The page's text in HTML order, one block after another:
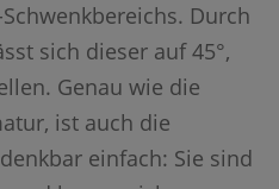
Durch
sich dieser auf 45°,
Genau wie die
ist auch die
einfach: Sie sind